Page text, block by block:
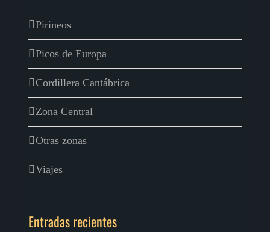
Pirineos
Picos de Europa
Cordillera Cantábrica
Zona Central
Otras zonas
Viajes
Entradas recientes